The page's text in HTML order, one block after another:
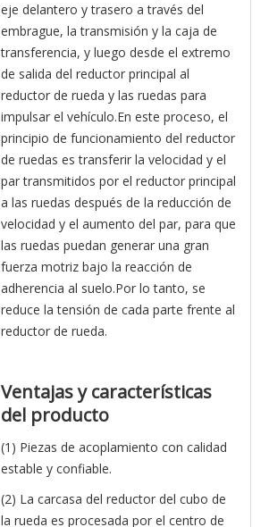
eje delantero y trasero a través del
embrague, la transmisión y la caja de
transferencia, y luego desde el extremo
de salida del reductor principal al
reductor de rueda y las ruedas para
impulsar el vehículo.En este proceso, el
principio de funcionamiento del reductor
de ruedas es transferir la velocidad y el
par transmitidos por el reductor principal
a las ruedas después de la reducción de
velocidad y el aumento del par, para que
las ruedas puedan generar una gran
fuerza motriz bajo la reacción de
adherencia al suelo.Por lo tanto, se
reduce la tensión de cada parte frente al
reductor de rueda.
Ventajas y características
del producto
(1) Piezas de acoplamiento con calidad
estable y confiable.
(2) La carcasa del reductor del cubo de
la rueda es procesada por el centro de